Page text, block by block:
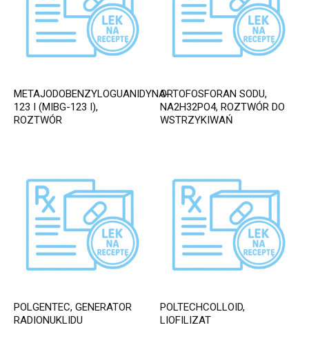
METAJODOBENZYLOGUANIDYNA-
123 I (MIBG-123 I),
ROZTWÓR
ORTOFOSFORAN SODU,
NA2H32PO4, ROZTWÓR DO
WSTRZYKIWAŃ
POLGENTEC, GENERATOR
RADIONUKLIDU
POLTECHCOLLOID,
LIOFILIZAT